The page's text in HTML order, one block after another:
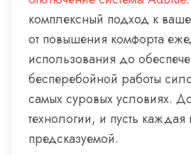
комплексный подход к
от повышения комфорта
использования до
бесперебойной работы
самых суровых условиях.
технологии, и пусть каждая
предсказуемой.